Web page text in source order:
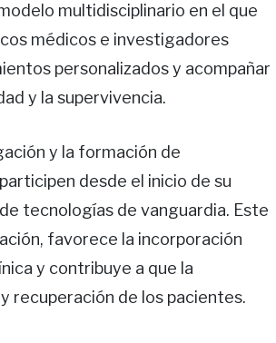
multidisciplinario en el que
médicos e investigadores
personalizados y acompañar
y la supervivencia.
y la formación de
desde el inicio de su
tecnologías de vanguardia. Este
favorece la incorporación
y contribuye a que la
recuperación de los pacientes.